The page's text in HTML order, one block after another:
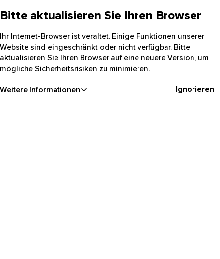
Bitte aktualisieren Sie Ihren Browser
Ihr Internet-Browser ist veraltet. Einige Funktionen unserer
Website sind eingeschränkt oder nicht verfügbar. Bitte
aktualisieren Sie Ihren Browser auf eine neuere Version, um
mögliche Sicherheitsrisiken zu minimieren.
Weitere Informationen Ignorieren